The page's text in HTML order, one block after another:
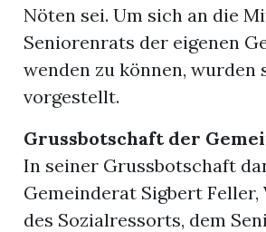
Nöten sei. Um sich an die
Seniorenrats der eigenen
wenden zu können, wurden
vorgestellt.
Grussbotschaft der
In seiner Grussbotschaft
Gemeinderat Sigbert Feller,
des Sozialressorts, dem